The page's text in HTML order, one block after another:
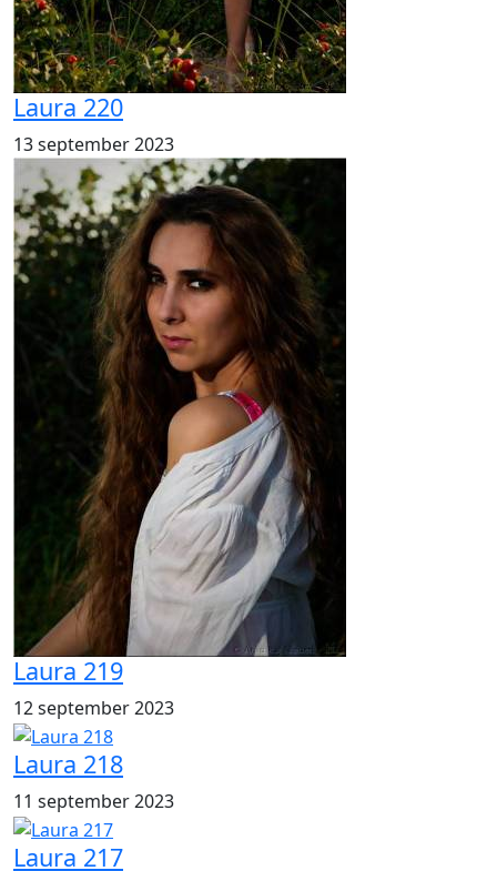
Laura 220
13 september 2023
Laura 219
12 september 2023
Laura 218
11 september 2023
Laura 217